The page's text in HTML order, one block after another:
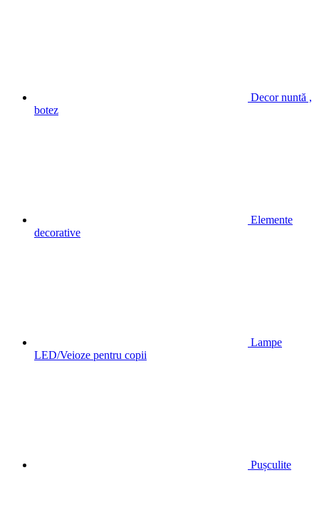
Decor nuntă ,
botez
Elemente
decorative
Lampe
LED/Veioze pentru copii
Pușculite